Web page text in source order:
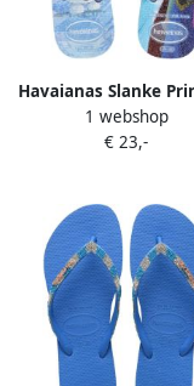
Havaianas Slanke
teenslipper voor
1 webshop
€ 23,-